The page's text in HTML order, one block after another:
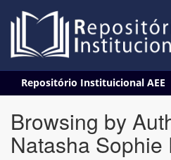
navigation
Repositório Instituicional AEE
Browsing by
Natasha Sophie